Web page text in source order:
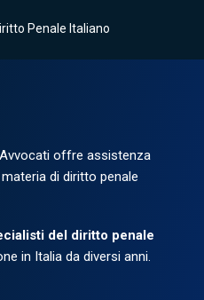
Penale Italiano
offre assistenza
di diritto penale
del diritto penale
in Italia da diversi anni.